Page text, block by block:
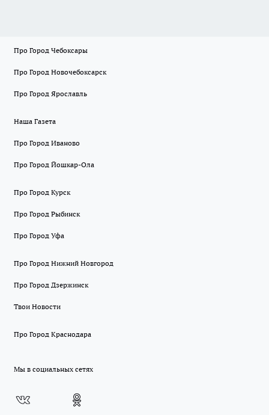
Про Город Чебоксары
Про Город Новочебоксарск
Про Город Ярославль
Наша Газета
Про Город Иваново
Про Город Йошкар-Ола
Про Город Курск
Про Город Рыбинск
Про Город Уфа
Про Город Нижний Новгород
Про Город Дзержинск
Твои Новости
Про Город Краснодара
Мы в социальных сетях